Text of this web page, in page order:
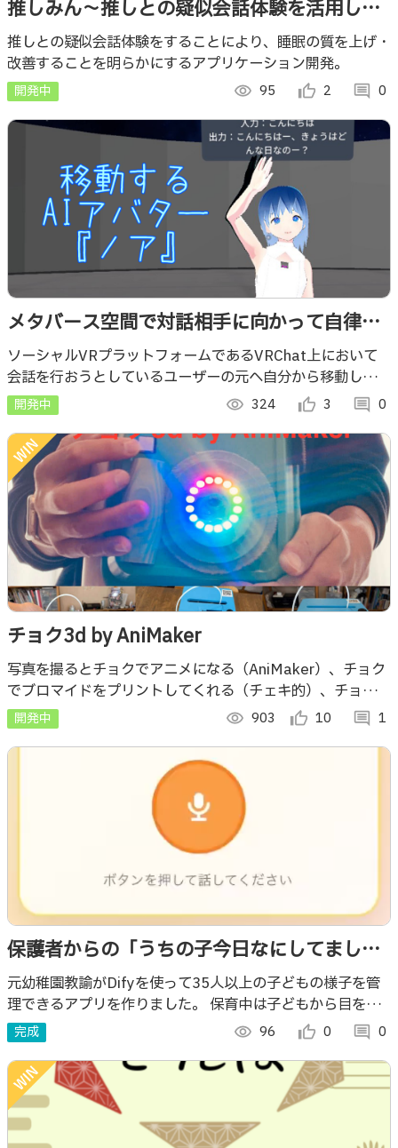
推しみん～推しとの疑似会話体験を活用した
睡眠管理アプリ～
推しとの疑似会話体験をすることにより、睡眠の質を上げ・
改善することを明らかにするアプリケーション開発。
開発中 visibility 95 thumb_up_alt 2 comment 0
メタバース空間で対話相手に向かって自律移
動するAIアバター『ノア』の開発
ソーシャルVRプラットフォームであるVRChat上において
会話を行おうとしているユーザーの元へ自分から移動し、会
話を開始するAIアバターです。
開発中 visibility 324 thumb_up_alt 3 comment 0
チョク3d by AniMaker
写真を撮るとチョクでアニメになる（AniMaker）、チョク
でブロマイドをプリントしてくれる（チェキ的）、チョクで
3dフィギュアになる（3D Printer）、な大きめインスタン
トカメラです！
開発中 visibility 903 thumb_up_alt 10 comment 1
保護者からの「うちの子今日なにしてまし
た？」にヒヤヒヤしないアプリ
元幼稚園教諭がDifyを使って35人以上の子どもの様子を管
理できるアプリを作りました。 保育中は子どもから目を離
すことができないので、音声入力だけで今日の様子を記録で
きるように工夫しました！
完成 visibility 96 thumb_up_alt 0 comment 0